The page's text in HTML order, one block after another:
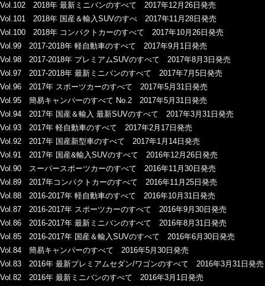
Vol.102 2018年 最新ミニバンのすべて 2017年12月26日発売
Vol.101 2018年 国産＆輸入SUVのすべ 2017年11月28日発売
Vol.100 2018年 コンパクトカーのすべて 2017年10月26日発売
Vol.99 2017-2018年 軽自動車のすべて 2017年9月1日発売
Vol.98 2017-2018年 プレミアムSUVのすべて 2017年8月3日発売
Vol.97 2017-2018年 最新ミニバンのすべて 2017年7月5日発売
Vol.96 2017年 スポーツカーのすべて 2017年5月31日発売
Vol.95 簡易キャンパーのすべて No.2 2017年5月31日発売
Vol.94 2017年 国産＆輸入 最新SUVのすべて 2017年3月31日発売
Vol.93 2017年 軽自動車のすべて 2017年2月17日発売
Vol.92 2017年 国産新型車のすべて 2017年1月14日発売
Vol.91 2017年 国産&輸入SUVのすべて 2016年12月26日発売
Vol.90 スーパースポーツカーのすべて 2016年11月30日発売
Vol.89 2017年コンパクトカーのすべて 2016年11月25日発売
Vol.88 2016-2017年 軽自動車のすべて 2016年10月31日発売
Vol.87 2016-2017年 スポーツカーのすべて 2016年9月30日発売
Vol.86 2016-2017年 最新ミニバンのすべて 2016年8月31日発売
Vol.85 2016-2017年 国産＆輸入SUVのすべて 2016年6月30日発売
Vol.84 簡易キャンパーのすべて 2016年5月30日発売
Vol.83 2016年 最新プレミアムセダン/ワゴンのすべて 2016年3月31日発売
Vol.82 2016年 最新ミニバンのすべて 2016年3月1日発売